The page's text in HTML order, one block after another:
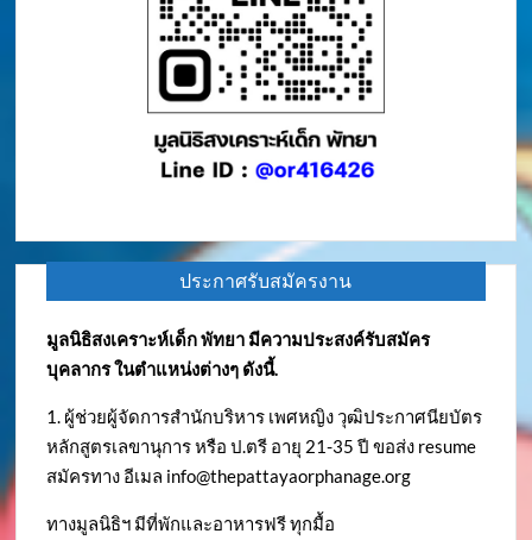
ประกาศรับสมัครงาน
มูลนิธิสงเคราะห์เด็ก พัทยา มีความประสงค์รับสมัคร
บุคลากร ในตำแหน่งต่างๆ ดังนี้.
1. ผู้ช่วยผู้จัดการสำนักบริหาร เพศหญิง วุฒิประกาศนียบัตร
หลักสูตรเลขานุการ หรือ ป.ตรี อายุ 21-35 ปี ขอส่ง resume
สมัครทาง อีเมล info@thepattayaorphanage.org
ทางมูลนิธิฯ มีที่พักและอาหารฟรี ทุกมื้อ